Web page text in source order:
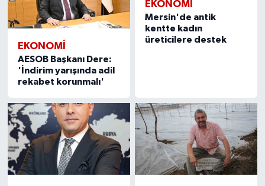
EKONOMİ
AESOB Başkanı Dere:
'İndirim yarışında adil
rekabet korunmalı'
EKONOMİ
Mersin'de antik
kentte kadın
üreticilere destek